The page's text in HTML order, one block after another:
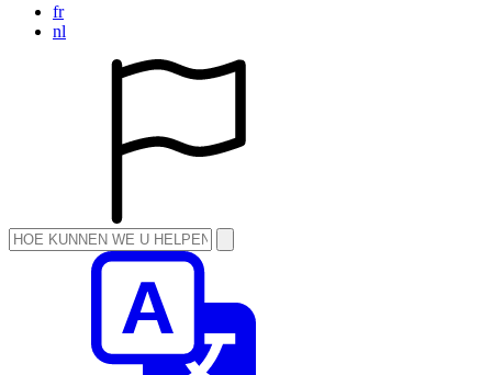
fr
nl